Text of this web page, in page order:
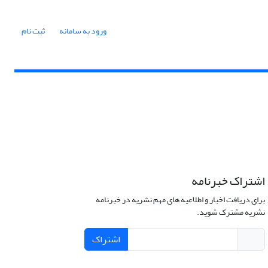
ورود به سامانه ثبت نام
اشتراک خبرنامه
برای دریافت اخبار و اطلاعیه های مهم نشریه در خبرنامه
نشریه مشترک شوید.
اشتراک